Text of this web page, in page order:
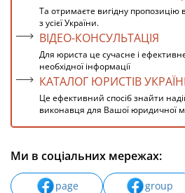
Та отримаєте вигідну пропозицію
з усієї України.
ВІДЕО-КОНСУЛЬТАЦІЯ
Для юриста це сучасне і
необхідної інформації
КАТАЛОГ ЮРИСТІВ
Це ефективний спосіб знайти
виконавця для Вашої юридичної
Ми в соціальних мережах:
page group